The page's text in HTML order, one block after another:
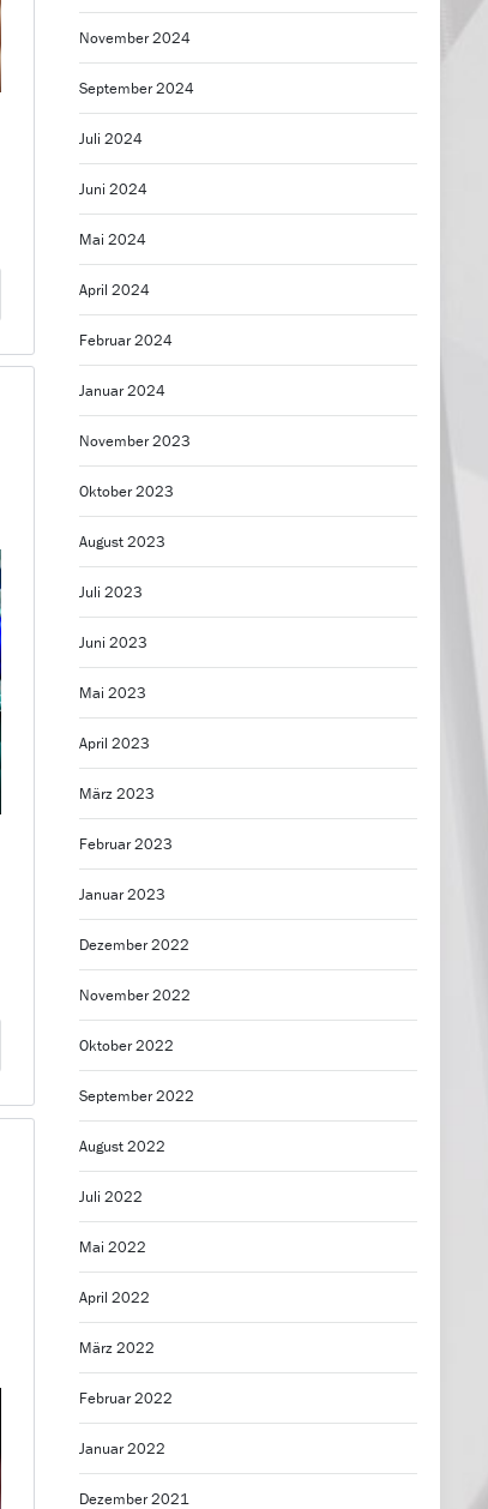
November 2024
September 2024
Juli 2024
Juni 2024
Mai 2024
April 2024
Februar 2024
Januar 2024
November 2023
Oktober 2023
August 2023
Juli 2023
Juni 2023
Mai 2023
April 2023
März 2023
Februar 2023
Januar 2023
Dezember 2022
November 2022
Oktober 2022
September 2022
August 2022
Juli 2022
Mai 2022
April 2022
März 2022
Februar 2022
Januar 2022
Dezember 2021